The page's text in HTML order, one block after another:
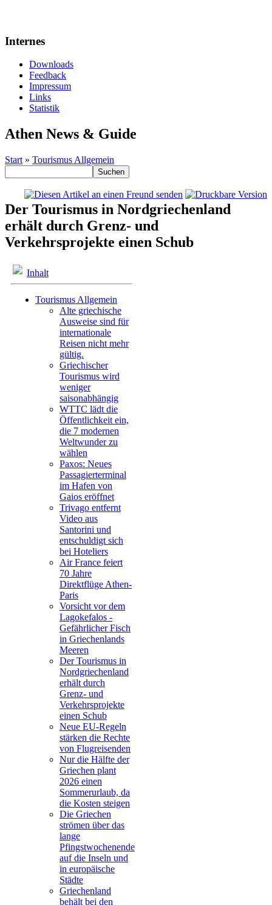
Internes
Downloads
Feedback
Impressum
Links
Statistik
Athen News & Guide
Start » Tourismus Allgemein
Der Tourismus in Nordgriechenland
erhält durch Grenz- und
Verkehrsprojekte einen Schub
Inhalt
Tourismus Allgemein
Alte griechische
Ausweise sind für
internationale
Reisen nicht mehr
gültig.
Griechischer
Tourismus wird
weniger
saisonabhängig
WTTC lädt die
Öffentlichkeit ein,
die 7 modernen
Weltwunder zu
wählen
Paxos: Neues
Passagierterminal
im Hafen von
Gaios eröffnet
Trivago entfernt
Video aus
Santorini und
entschuldigt sich
bei Hoteliers
Air France feiert
70 Jahre
Direktflüge Athen-
Paris
Vorsicht vor dem
Lagokefalos -
Gefährlicher Fisch
in Griechenlands
Meeren
Der Tourismus in
Nordgriechenland
erhält durch
Grenz- und
Verkehrsprojekte
einen Schub
Neue EU-Regeln
stärken die Rechte
von Flugreisenden
Nur die Hälfte der
Griechen plant
2026 einen
Sommerurlaub, da
die Kosten steigen
Die Griechen
strömen über das
lange
Pfingstwochenende
auf die Inseln und
in europäische
Städte
Griechenland
behält bei den